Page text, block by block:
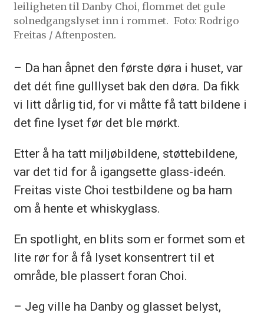
leiligheten til Danby Choi, flommet det gule
solnedgangslyset inn i rommet. Foto: Rodrigo
Freitas / Aftenposten.
– Da han åpnet den første døra i huset, var
det dét fine gulllyset bak den døra. Da fikk
vi litt dårlig tid, for vi måtte få tatt bildene i
det fine lyset før det ble mørkt.
Etter å ha tatt miljøbildene, støttebildene,
var det tid for å igangsette glass-ideén.
Freitas viste Choi testbildene og ba ham
om å hente et whiskyglass.
En spotlight, en blits som er formet som et
lite rør for å få lyset konsentrert til et
område, ble plassert foran Choi.
– Jeg ville ha Danby og glasset belyst,